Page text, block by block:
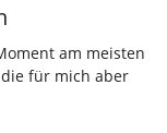
am meisten
die für mich aber